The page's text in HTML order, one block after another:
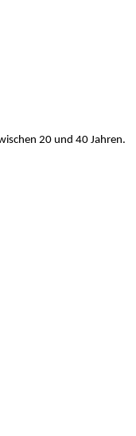
20 und 40 Jahren.